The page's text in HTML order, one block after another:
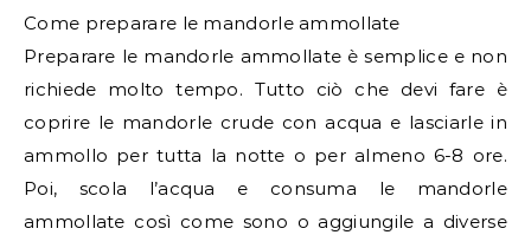
Come preparare le mandorle ammollate
Preparare le mandorle ammollate è semplice e non
richiede molto tempo. Tutto ciò che devi fare è
coprire le mandorle crude con acqua e lasciarle in
ammollo per tutta la notte o per almeno 6-8 ore.
Poi, scola l’acqua e consuma le mandorle
ammollate così come sono o aggiungile a diverse